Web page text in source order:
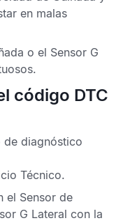
en malas
o el Sensor G
código DTC
diagnóstico
Técnico.
el Sensor de
G Lateral con la